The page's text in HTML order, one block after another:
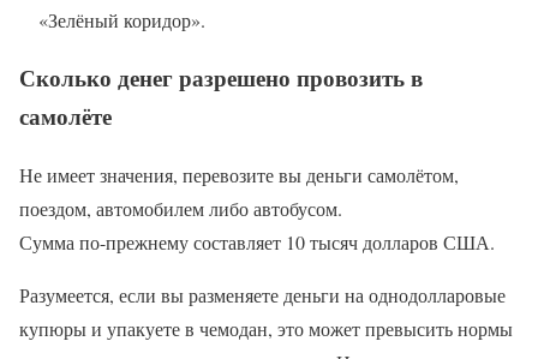
«Зелёный коридор».
Сколько денег разрешено провозить в
самолёте
Не имеет значения, перевозите вы деньги самолётом,
поездом, автомобилем либо автобусом.
Сумма по-прежнему составляет 10 тысяч долларов США.
Разумеется, если вы разменяете деньги на однодолларовые
купюры и упакуете в чемодан, это может превысить нормы